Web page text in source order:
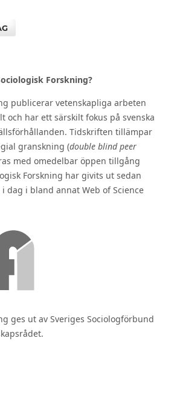
Forskning?
publicerar vetenskapliga arbeten
och har ett särskilt fokus på svenska
Tidskriften tillämpar
granskning (double blind peer
med omedelbar öppen tillgång
Forskning har givits ut sedan
dag i bland annat Web of Science
ges ut av Sveriges Sociologförbund